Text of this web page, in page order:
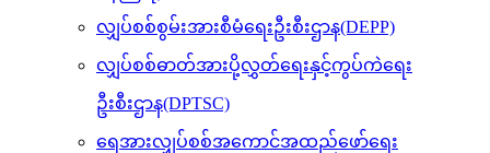
လျှပ်စစ်စွမ်းအားစီမံရေးဦးစီးဌာန(DEPP)
လျှပ်စစ်ဓာတ်အားပို့လွှတ်ရေးနှင့်ကွပ်ကဲရေး
ဦးစီးဌာန(DPTSC)
ရေအားလျှပ်စစ်အကောင်အထည်ဖော်ရေး